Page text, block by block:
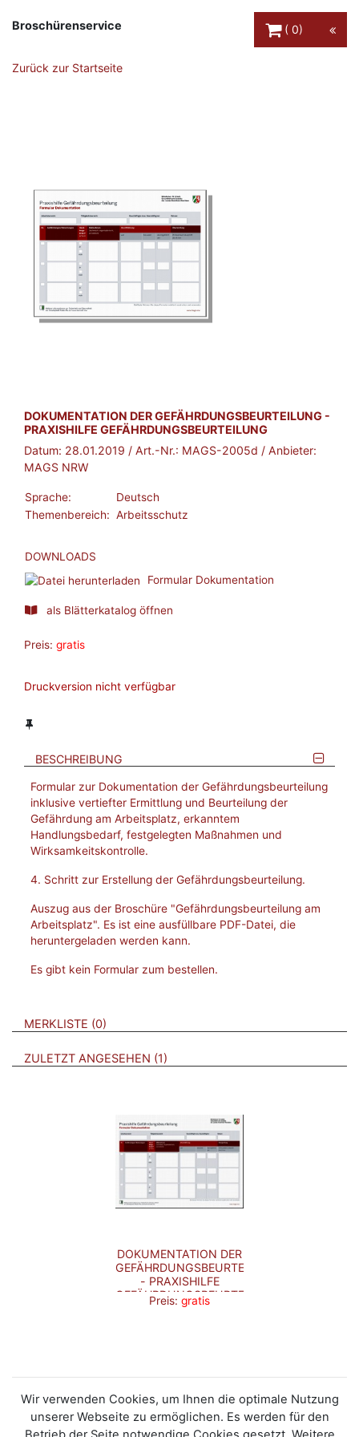
Broschürenservice
0
Zurück zur Startseite
BROSCHÜRE:
DOKUMENTATION DER GEFÄHRDUNGSBEURTEILUNG -
PRAXISHILFE GEFÄHRDUNGSBEURTEILUNG
Datum: 28.01.2019 / Art.-Nr.: MAGS-2005d / Anbieter:
MAGS NRW
Sprache:
Deutsch
Themenbereich: Arbeitsschutz
DOWNLOADS
Formular Dokumentation
als Blätterkatalog öffnen
Preis: gratis
Druckversion nicht verfügbar
BESCHREIBUNG
Formular zur Dokumentation der Gefährdungsbeurteilung
inklusive vertiefter Ermittlung und Beurteilung der
Gefährdung am Arbeitsplatz, erkanntem
Handlungsbedarf, festgelegten Maßnahmen und
Wirksamkeitskontrolle.
4. Schritt zur Erstellung der Gefährdungsbeurteilung.
Auszug aus der Broschüre "Gefährdungsbeurteilung am
Arbeitsplatz". Es ist eine ausfüllbare PDF-Datei, die
heruntergeladen werden kann.
Es gibt kein Formular zum bestellen.
VERWEISE AUF VERMERKTE- ODER ZULETZT ANGESEHENE
MERKLISTE 0 BROSCHÜREN
ZULETZT ANGESEHEN 1 BROSCHÜREN
DOKUMENTATION DER
GEFÄHRDUNGSBEURTEILUNG
- PRAXISHILFE
GEFÄHRDUNGSBEURTEILUNG
Preis: gratis
Wir verwenden Cookies, um Ihnen die optimale Nutzung
unserer Webseite zu ermöglichen. Es werden für den